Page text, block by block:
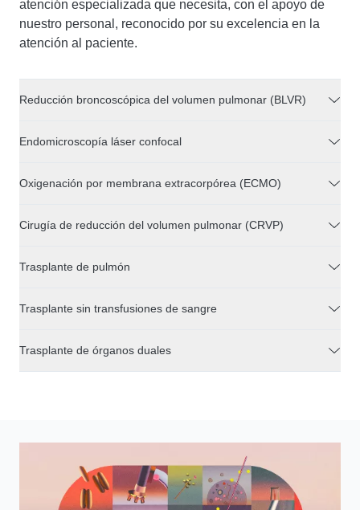
atención especializada que necesita, con el apoyo de
nuestro personal, reconocido por su excelencia en la
atención al paciente.
Reducción broncoscópica del volumen pulmonar (BLVR)
Endomicroscopía láser confocal
Oxigenación por membrana extracorpórea (ECMO)
Cirugía de reducción del volumen pulmonar (CRVP)
Trasplante de pulmón
Trasplante sin transfusiones de sangre
Trasplante de órganos duales